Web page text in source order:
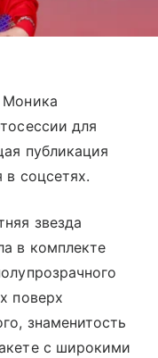
Моника
для
публикация
в соцсетях.
звезда
в комплекте
поверх
знаменитость
с широкими